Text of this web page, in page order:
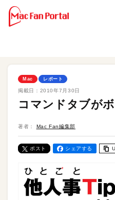
Mac レポート
掲載日： 2010年7月30日
コマンドタブが
著者： Mac Fan編集部
ポスト シェアする